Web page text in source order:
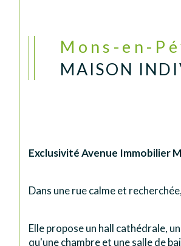
Mons-en-
MAISON
Exclusivité Avenue Immobilier
Dans une rue calme et
Elle propose un hall cathédrale,
qu'une chambre et une salle de